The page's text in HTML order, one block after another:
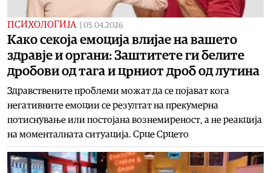
ПСИХОЛОГИЈА 05.04.2026
Како секоја емоција влијае на вашето
здравје и органи: Заштитете ги белите
дробови од тага и црниот дроб од лутина
Здравствените проблеми можат да се појават кога
негативните емоции се резултат на прекумерна
потиснување или постојана вознемиреност, а не реакција
на моменталната ситуација. Срце Срцето